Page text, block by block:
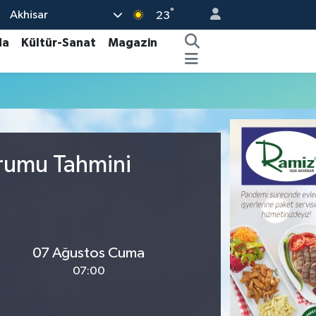
Akhisar 23°
Kültür-Sanat
Magazin
Tahmini
07 Ağustos Cuma
07:00